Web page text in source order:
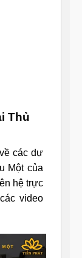
Thủ
các dự
Một của
hệ trực
video